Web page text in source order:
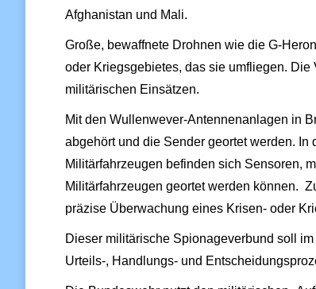
Afghanistan und Mali.
Große, bewaffnete Drohnen wie die G-
oder Kriegsgebietes, das sie umfliegen.
militärischen Einsätzen.
Mit den Wullenwever-Antennenanlagen in
abgehört und die Sender geortet werden.
Militärfahrzeugen befinden sich Sensoren,
Militärfahrzeugen geortet werden können.
präzise Überwachung eines Krisen- oder
Dieser militärische Spionageverbund soll
Urteils-, Handlungs- und